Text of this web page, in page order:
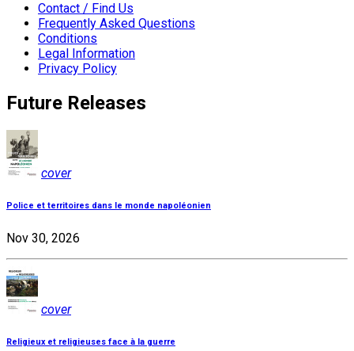
Contact / Find Us
Frequently Asked Questions
Conditions
Legal Information
Privacy Policy
Future Releases
cover
Police et territoires dans le monde napoléonien
Nov 30, 2026
cover
Religieux et religieuses face à la guerre